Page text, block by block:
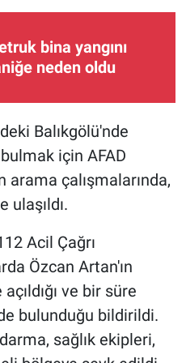
bina yangını
neden oldu
Balıkgölü'nde
için AFAD
çalışmalarında,
ulaşıldı.
Acil Çağrı
Özcan Artan'ın
ve bir süre
bulunduğu bildirildi.
sağlık ekipleri,